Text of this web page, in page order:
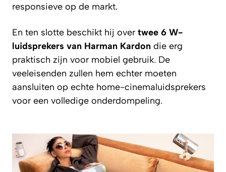
responsieve op de markt.
En ten slotte beschikt hij over twee 6 W-
luidsprekers van Harman Kardon die erg
praktisch zijn voor mobiel gebruik. De
veeleisenden zullen hem echter moeten
aansluiten op echte home-cinemaluidsprekers
voor een volledige onderdompeling.